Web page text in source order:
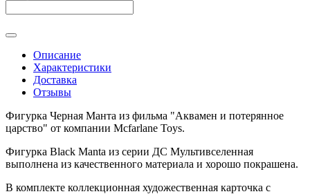
Описание
Характеристики
Доставка
Отзывы
Фигурка Черная Манта из фильма "Аквамен и потерянное
царство" от компании Mcfarlane Toys.
Фигурка Black Manta из серии ДС Мультивселенная
выполнена из качественного материала и хорошо покрашена.
В комплекте коллекционная художественная карточка с